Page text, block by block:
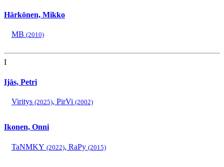
Härkönen, Mikko
MB (2010)
I
Ijäs, Petri
Viritys (2025), PirVi (2002)
Ikonen, Onni
TaNMKY (2022), RaPy (2015)